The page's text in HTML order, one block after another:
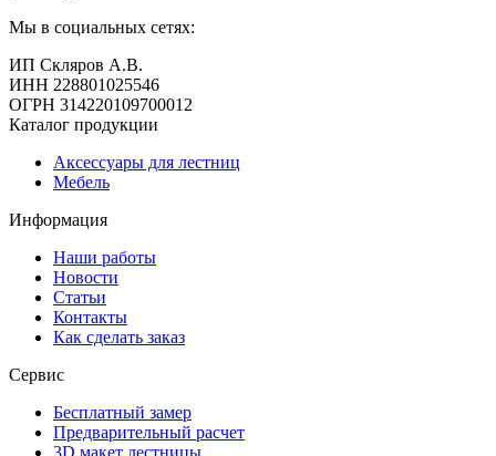
Мы в социальных сетях:
ИП Скляров А.В.
ИНН 228801025546
ОГРН 314220109700012
Каталог продукции
Аксессуары для лестниц
Мебель
Информация
Наши работы
Новости
Статьи
Контакты
Как сделать заказ
Сервис
Бесплатный замер
Предварительный расчет
3D макет лестницы